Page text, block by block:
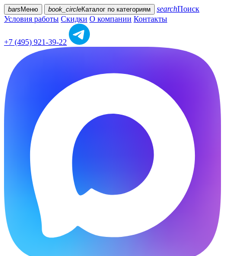
bars Меню book_circleКаталог по категориям searchПоиск
Условия работы Скидки О компании Контакты
+7 (495) 921-39-22